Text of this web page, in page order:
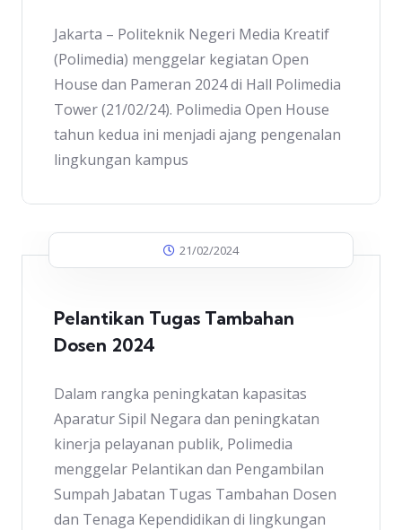
Jakarta – Politeknik Negeri Media Kreatif
(Polimedia) menggelar kegiatan Open
House dan Pameran 2024 di Hall Polimedia
Tower (21/02/24). Polimedia Open House
tahun kedua ini menjadi ajang pengenalan
lingkungan kampus
21/02/2024
Pelantikan Tugas Tambahan
Dosen 2024
Dalam rangka peningkatan kapasitas
Aparatur Sipil Negara dan peningkatan
kinerja pelayanan publik, Polimedia
menggelar Pelantikan dan Pengambilan
Sumpah Jabatan Tugas Tambahan Dosen
dan Tenaga Kependidikan di lingkungan